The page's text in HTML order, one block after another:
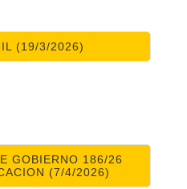
(19/3/2026)
GOBIERNO 186/26
(7/4/2026)